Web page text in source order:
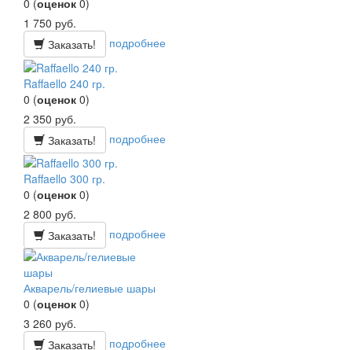
0 (оценок 0)
1 750 руб.
Заказать!
подробнее
Raffaello 240 гр.
0 (оценок 0)
2 350 руб.
Заказать!
подробнее
Raffaello 300 гр.
0 (оценок 0)
2 800 руб.
Заказать!
подробнее
Акварель/гелиевые шары
0 (оценок 0)
3 260 руб.
Заказать!
подробнее